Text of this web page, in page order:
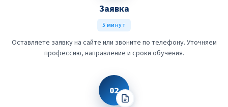
Заявка
5 минут
Оставляете заявку на сайте или звоните по телефону. Уточняем
профессию, направление и сроки обучения.
02